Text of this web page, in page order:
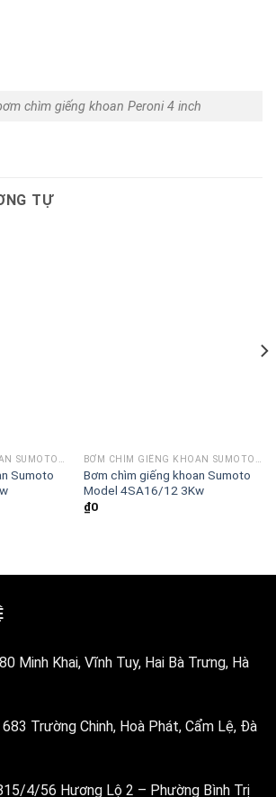
chìm giếng khoan Peroni 4 inch
TỰ
Sumoto
Bơm chìm giếng khoan Sumoto
Model 4SA16/12 3Kw
₫0
Minh Khai, Vĩnh Tuy, Hai Bà Trưng, Hà
683 Trường Chinh, Hoà Phát, Cẩm Lệ, Đà
4/56 Hương Lộ 2 – Phường Bình Trị